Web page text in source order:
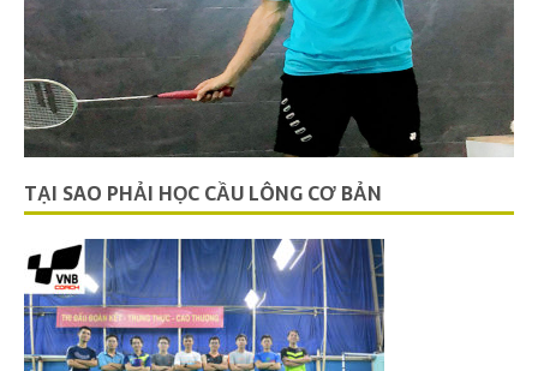
TẠI SAO PHẢI HỌC CẦU LÔNG CƠ BẢN